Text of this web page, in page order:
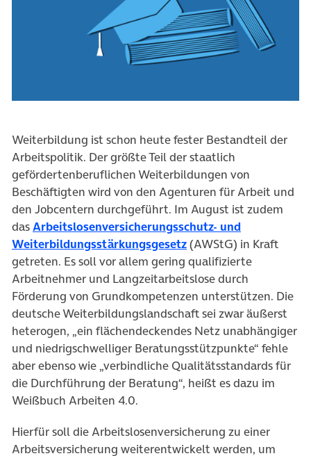
Weiterbildung ist schon heute fester Bestandteil der
Arbeitspolitik. Der größte Teil der staatlich
gefördertenberuflichen Weiterbildungen von
Beschäftigten wird von den Agenturen für Arbeit und
den Jobcentern durchgeführt. Im August ist zudem
dasArbeitslosenversicherungsschutz- und
Weiterbildungsstärkungsgesetz(öffnet in neuem Tab)
(AWStG) in Kraft
getreten. Es soll vor allem gering qualifizierte
Arbeitnehmer und Langzeitarbeitslose durch
Förderung von Grundkompetenzen unterstützen. Die
deutsche Weiterbildungslandschaft sei zwar äußerst
heterogen, „ein flächendeckendes Netz unabhängiger
und niedrigschwelliger Beratungsstützpunkte“ fehle
aber ebenso wie „verbindliche Qualitätsstandards für
die Durchführung der Beratung“, heißt es dazu im
Weißbuch Arbeiten 4.0.
Hierfür soll die Arbeitslosenversicherung zu einer
Arbeitsversicherung weiterentwickelt werden, um